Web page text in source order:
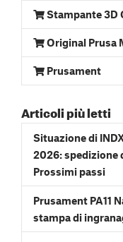
Stampante 3D
Original Prusa
Prusament
Articoli più letti
Situazione di
2026: spedizione
Prossimi passi
Prusament PA11
stampa di